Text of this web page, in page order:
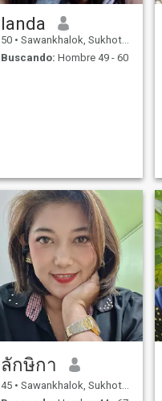
landa
50 • Sawankhalok, Sukhothai, Tailandia
Buscando: Hombre 49 - 60
ลักษิกา
45 • Sawankhalok, Sukhothai, Tailandia